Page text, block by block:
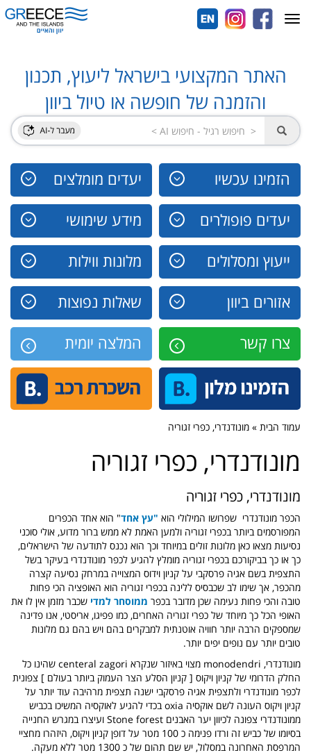
האתר המקצועי בישראל ליעוץ, תכנון
והזמנה של חופשה או טיול ביוון
הזמינו עכשיו יעדים מומלצים
יעדים פופולרים מידע שימושי
ייעוץ ומסלולים מלונות ווילות
אזורים ביוון שאלות נפוצות
צרו קשר המלצה יומית
Toggle
navigation
עמוד הבית » מונודנדרי, כפרי זגוריה
מונודנדרי, כפרי זגוריה
מונודנדרי, כפרי זגוריה
הכפר מונודנדרי שפרושו המילולי הוא "עץ אחד" הוא אחד הכפרים
המפורסמים ביותר בכפרי זגוריה ולמען האמת לא ממש ברור מדוע, אולי סוכני
נסיעות מצאו כאן מלונות זולים במיוחד וכך הוא נכנס לתודעה של הישראלים,
כך או כך בביקורכם בכפרי זגוריה מומלץ להגיע לכפר מונודנדרי בעיקר בשל
התצפית בשם אגיה פרסקבי על קניון וידוס המצוייה במרחק נסיעה קצרה
מהכפר, אך שימו לב שכבסיס ללינה בכפרי זגוריה הוא האופציה הכי פחות
טובה והכי פחות נעימה שכן מדובר בכפר ממוסחר למדי שכבר מזמן אין לו את
האופי הכל כך מיוחד של כפרי זגוריה האחרים, כמו פפיגו, אריסטי, אנו פדינה
שמספקים הרבה יותר חוויה אוטנתית למבקרים בהם ויש בהם גם מלונות
טובים יותר עם נופים יפים יותר.
מונודנדרי, monodendri מצוי באיזור שנקרא centeral zagori שהינו כל
החלק הדרומי של קניון ויקוס [ קניון הסלע הצר העמוק ביותר בעולם ] צפונית
לכפר מונודנדרי ולתצפית אגיה פרסקבי ישנה תצפית מרהיבה עוד יותר על
קניון ויקוס העונה לשם אוקסיה oxia בכדי להגיע לאוקסיה המשיכו בכביש
ממונודנדרי צפונה לכיוון יער האבנים Stone forest ועיצרו במגרש החנייה
בסיומו של כביש זה ורדו פנימה כ 100 מטר על דופן קניון ויקוס, היזהרו מחציי
המרפסת האחרונה במסלול, יש שם תהום של כ 1300 מטר ללא מעקה.